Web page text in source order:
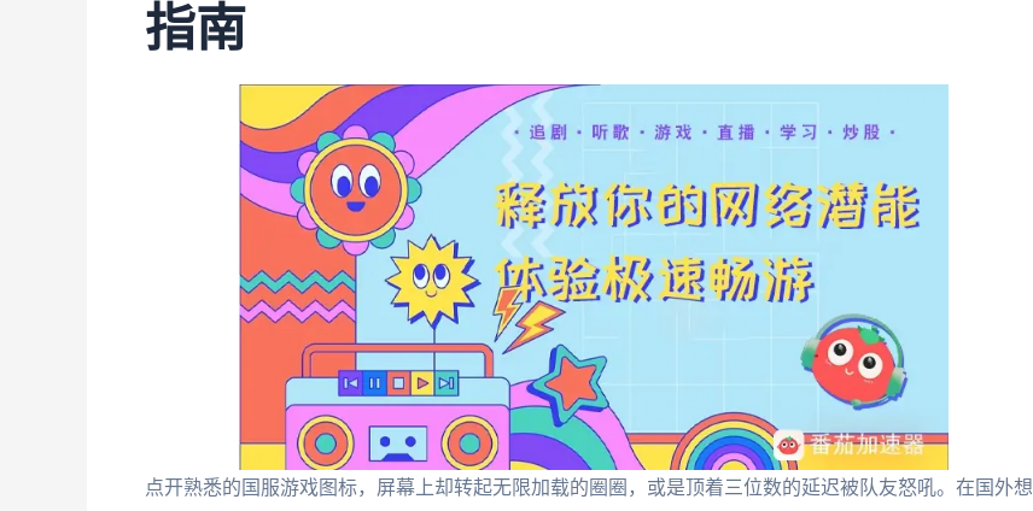
指南
点开熟悉的国服游戏图标，屏幕上却转起无限加载的圈圈，或是顶着三位数的延迟被队友怒吼。在国外想